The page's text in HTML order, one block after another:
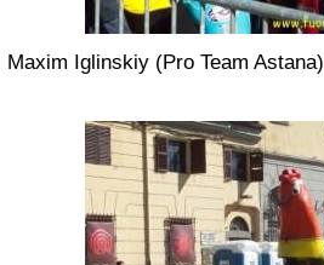
Maxim Iglinskiy (Pro Team Astana)